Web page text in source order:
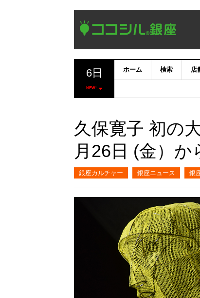
6日
NEW!
ホーム 検索 店
久保寛子 初の
月26日 (金）か
銀座カルチャー 銀座ニュース 銀